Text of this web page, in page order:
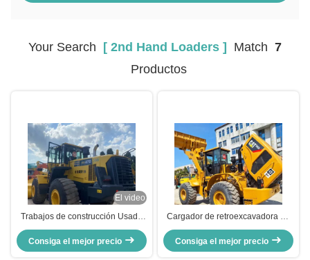
Your Search [ 2nd Hand Loaders ] Match 7
Productos
El video
Trabajos de construcción Usado
Komatsu WA470 Cargador 204kW
Refrigeración por agua
Cargadores de segunda mano
Consiga el mejor precio
Cargador de retroexcavadora de
construcción usado CAT 966H 6T
Carga de segunda mano Tractor
de retroexcavadora
Consiga el mejor precio